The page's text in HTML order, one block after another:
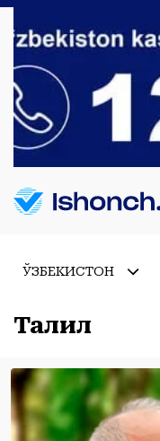
ЎЗБЕКИСТОН
Таҳлил